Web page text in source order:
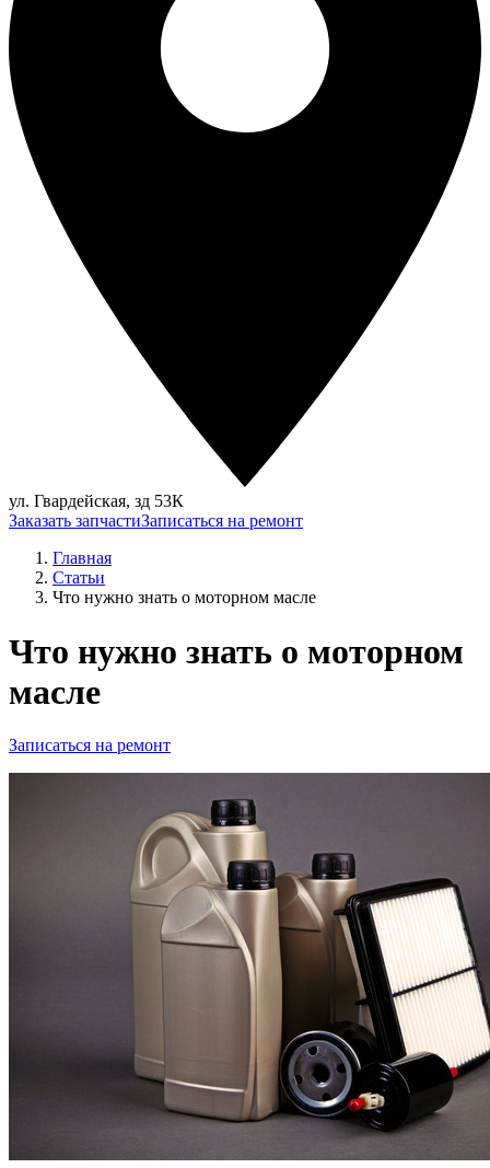
ул. Гвардейская, зд 53К
Заказать запчастиЗаписаться на ремонт
Главная
Статьи
Что нужно знать о моторном масле
Что нужно знать о моторном
масле
Записаться на ремонт